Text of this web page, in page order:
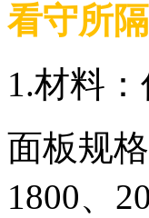
看守所
1.材料
面板规
1800、